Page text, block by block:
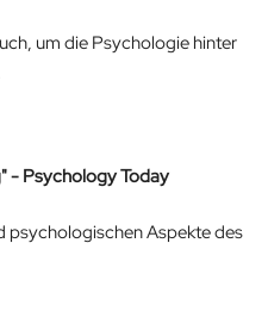
um die Psychologie hinter
- Psychology Today
psychologischen Aspekte des